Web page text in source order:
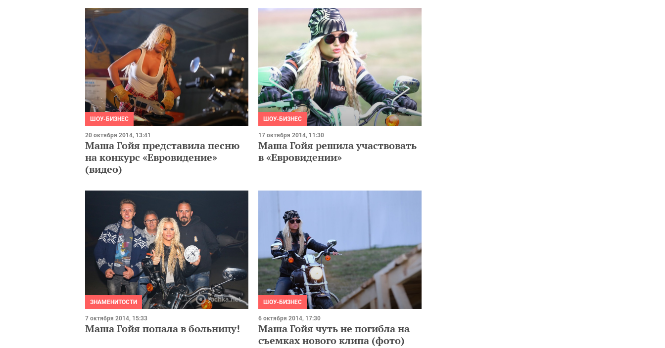
ШОУ-БИЗНЕС
20 октября 2014, 13:41
Маша Гойя представила песню
на конкурс «Евровидение»
(видео)
ШОУ-БИЗНЕС
17 октября 2014, 11:30
Маша Гойя решила участвовать
в «Евровидении»
ЗНАМЕНИТОСТИ
7 октября 2014, 15:33
Маша Гойя попала в больницу!
ШОУ-БИЗНЕС
6 октября 2014, 17:30
Маша Гойя чуть не погибла на
съемках нового клипа (фото)